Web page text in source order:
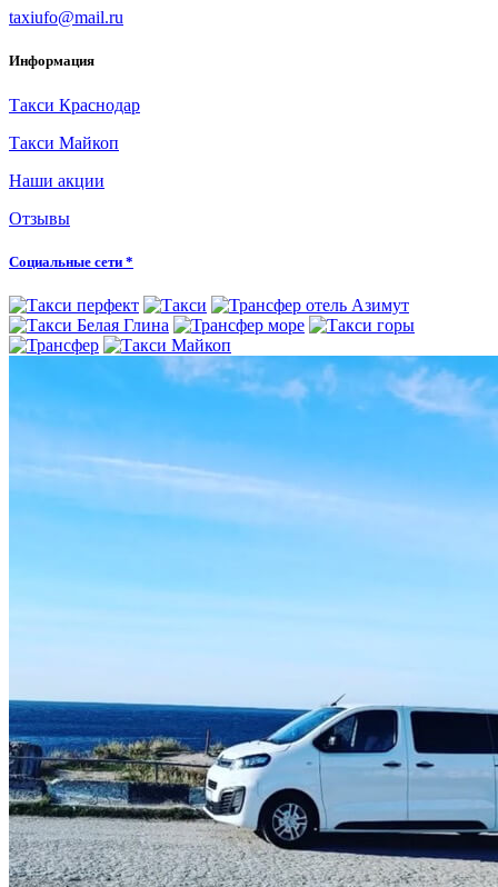
taxiufo@mail.ru
Информация
Такси Краснодар
Такси Майкоп
Наши акции
Отзывы
Социальные сети *